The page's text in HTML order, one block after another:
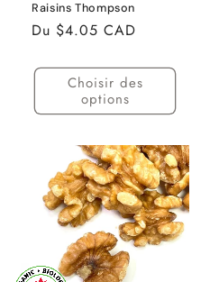
Raisins Thompson
Prix
Du $4.05 CAD
Choisir des
options